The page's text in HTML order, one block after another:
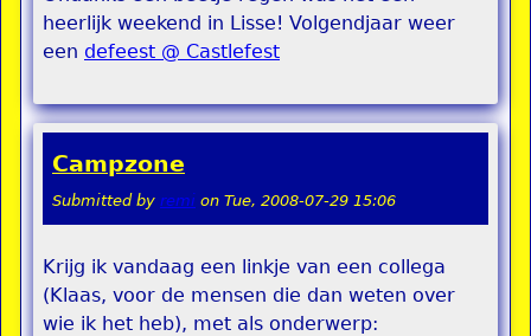
heerlijk weekend in Lisse! Volgendjaar weer
een defeest @ Castlefest
Campzone
Submitted by remi on Tue, 2008-07-29 15:06
Krijg ik vandaag een linkje van een collega
(Klaas, voor de mensen die dan weten over
wie ik het heb), met als onderwerp: